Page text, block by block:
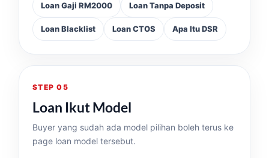
Loan Gaji RM2000 Loan Tanpa Deposit
Loan Blacklist Loan CTOS Apa Itu DSR
STEP 05
Loan Ikut Model
Buyer yang sudah ada model pilihan boleh terus ke
page loan model tersebut.